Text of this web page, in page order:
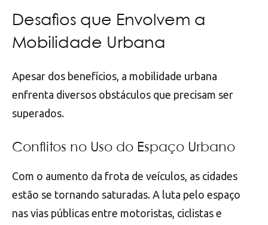
Desafios que Envolvem a
Mobilidade Urbana
Apesar dos benefícios, a mobilidade urbana
enfrenta diversos obstáculos que precisam ser
superados.
Conflitos no Uso do Espaço Urbano
Com o aumento da frota de veículos, as cidades
estão se tornando saturadas. A luta pelo espaço
nas vias públicas entre motoristas, ciclistas e